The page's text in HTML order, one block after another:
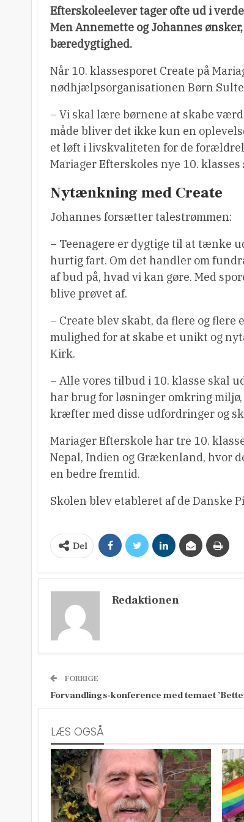
Efterskoleelever tager ofte ud i
Men Annemette og Johannes
bæredygtighed.
Når 10. klassesporet Create på
nødhjælpsorganisationen Børn
– Vi skal lære børnene at skabe
måde bliver det ikke kun en
et løft i livskvaliteten for de
Mariager Efterskoles nye 10.
Nytænkning med Create
Johannes forsætter talestrømmen:
– Teenagere er dygtige til at tænke
hurtig fart. Om det handler om
af bud på, hvad vi kan gøre. Med
blive prøvet af.
– Create blev skabt, da flere og
mulighed for at skabe et unikt og
Kirk.
– Alle vores tilbud i 10. klasse skal
har brug for løsninger omkring
kræfter med disse udfordringer og
Mariager Efterskole har tre 10.
Nepal, Indien og Grækenland, hvor
en bedre fremtid.
Skolen blev etableret af de Danske
Del
Redaktionen
FORRIGE
Forvandlings-konference med temaet
LÆS OGSÅ